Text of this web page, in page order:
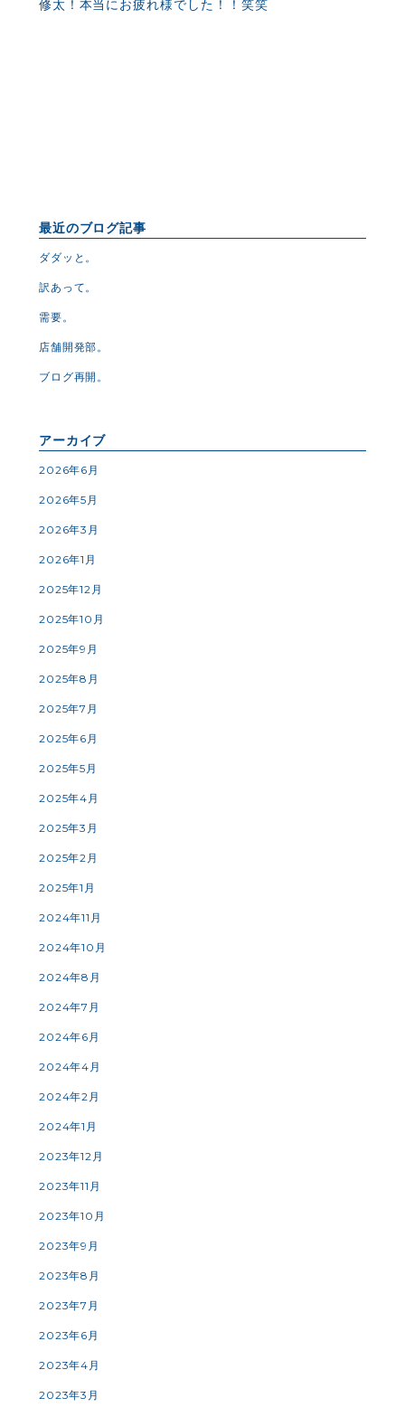
修太！本当にお疲れ様でした！！笑笑
最近のブログ記事
ダダッと。
訳あって。
需要。
店舗開発部。
ブログ再開。
アーカイブ
2026年6月
2026年5月
2026年3月
2026年1月
2025年12月
2025年10月
2025年9月
2025年8月
2025年7月
2025年6月
2025年5月
2025年4月
2025年3月
2025年2月
2025年1月
2024年11月
2024年10月
2024年8月
2024年7月
2024年6月
2024年4月
2024年2月
2024年1月
2023年12月
2023年11月
2023年10月
2023年9月
2023年8月
2023年7月
2023年6月
2023年4月
2023年3月